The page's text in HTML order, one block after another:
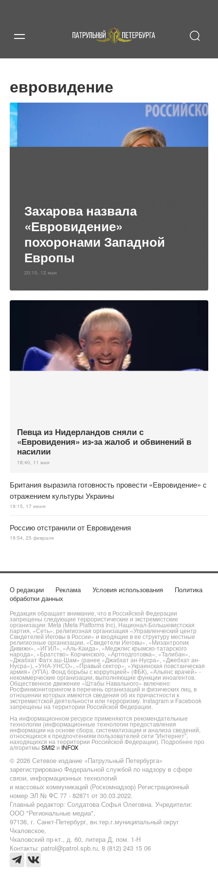
евровидение
Захарова назвала
«Евровидение»
похоронами Западной
Европы
20:10, 12 мая
Певца из Нидерландов сняли с
«Евровидения» из-за жалоб и обвинений в
насилии
18:40, 11 мая
Британия выразила готовность провести «Евровидение» с
отражением культуры Украины
19:15, 17 июня
Россию отстранили от Евровидения
19:54, 25 февраля
О редакции Реклама Условия использования
Политика
обработки данных
Редакция обращает внимание, что в Российской Федерации
запрещены следующие террористические и экстремистские
организации: Meta (Meta Platforms Inc), Национал-Большевистская
партия, «Сеть», религиозная организация «Управленческий центр
Свидетелей Иеговы в России» и входящие в ее структуру местные
религиозные организации, «Свидетели Иеговы», «Мизантропик
Дивижн», «ИГИЛ», «Аль-Каида», «Меджлис крымско-татарского
народа», «Братство» Корчинского, «Артподготовка», «Талибан»,
«Джабхат Фатх аш-Шам» (ранее «Джабхат ан-Нусра», «Джебхат ан-
Нусра»), «УНА-УНСО», «Правый сектор», «Украинская повстанческая
армия» (УПА). Фонд борьбы с коррупцией» (ФБК), «Альянс врачей» -
некоммерческие организации, выполняющие функции иноагентов.
Общественное движение «Штабы Навального» включено
Росфинмониторингом в перечень организаций и физических лиц, в
отношении которых имеются сведения об их причастности к
экстремистской деятельности или терроризму. Instagram и Facebook
запрещены на территории Российской Федерации.
На информационном ресурсе применяются рекомендательные
технологии (информационные технологии предоставления
информации на основе сбора, систематизации и анализа сведений,
относящихся к предпочтениям пользователей сети "Интернет",
находящихся на территории Российской Федерации). Подробнее про
алгоритмы SMI2 и INFOX
© 2026 Сетевое издание «Патрульный Петербурга»
зарегистрировано Федеральной службой по надзору в сфере
связи, информационных технологий
и массовых коммуникаций (Роскомнадзор) Регистрационный
номер ЭЛ № ФС 77 - 82871 от 30.03.2022.
Главный редактор: Солдатова Софья Олеговна. Учредители:
ООО "Региональные медиа",
97136, г. Санкт-Петербург, вн.тер.г.муниципальный округ
Чкаловское,
Чкаловский пр-кт., д. 60, литера Д, пом. 1-Н
Контакты: patrol@patrol.spb.ru, 8 (812) 243 15 06